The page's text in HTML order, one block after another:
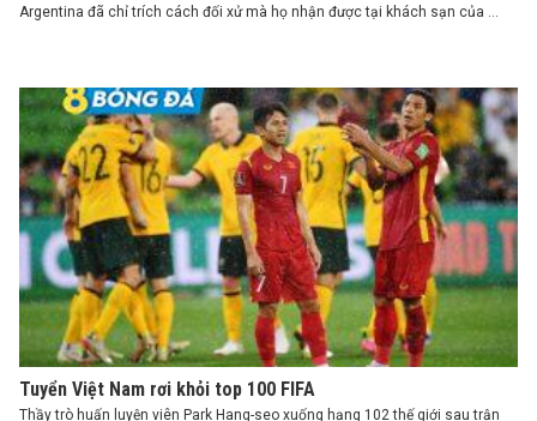
Argentina đã chỉ trích cách đối xử mà họ nhận được tại khách sạn của ...
Tuyển Việt Nam rơi khỏi top 100 FIFA
Thầy trò huấn luyện viên Park Hang-seo xuống hạng 102 thế giới sau trận